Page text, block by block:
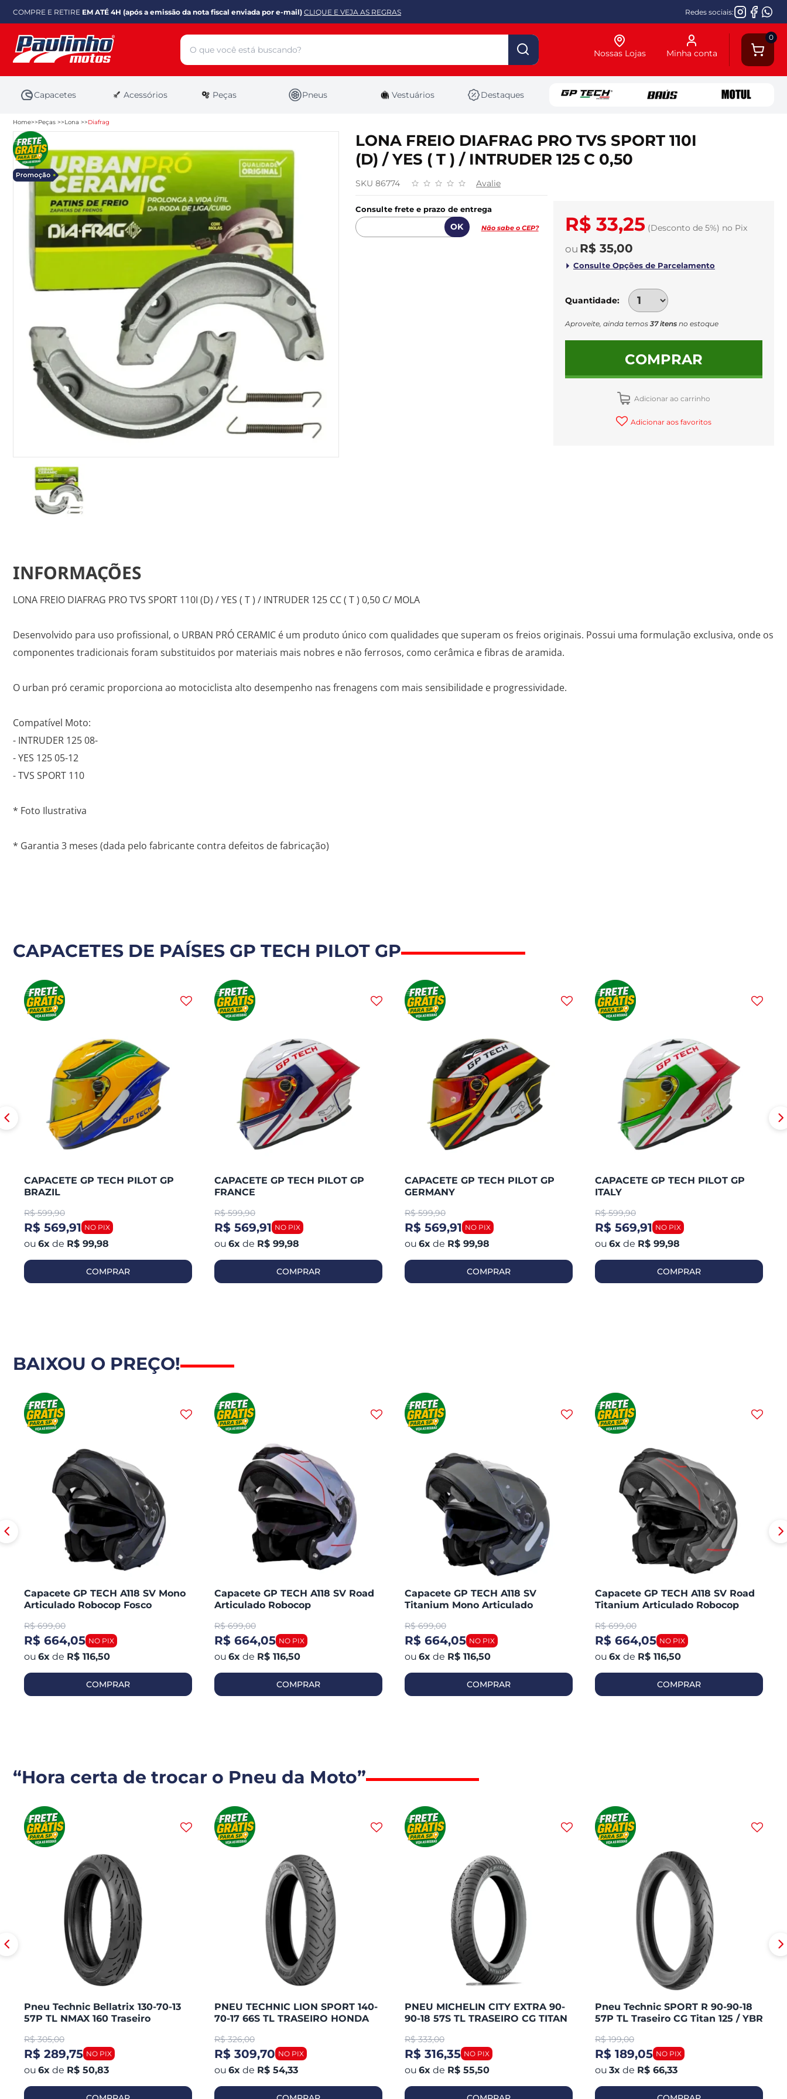
COMPRE E RETIRE EM ATÉ 4H (após a emissão da nota fiscal enviada por e-mail) CLIQUE E VEJA AS REGRAS Redes sociais:
0
Minha conta
Nossas Lojas
Capacetes Acessórios Peças Pneus Vestuários Destaques
Home Peças Lona Diafrag
LONA FREIO DIAFRAG PRO TVS SPORT 110I
(D) / YES ( T ) / INTRUDER 125 C 0,50
SKU 86774 Avalie
Consulte frete e prazo de entrega
Não sabe o CEP? R$ 33,25 (Desconto de 5%) no Pix
R$ 35,00
Quantidade
Aproveite, ainda temos 37 itens no estoque
COMPRAR
Adicionar ao carrinho
Adicionar aos favoritos
INFORMAÇÕES
LONA FREIO DIAFRAG PRO TVS SPORT 110I (D) / YES ( T ) / INTRUDER 125 CC ( T ) 0,50 C/ MOLA
Desenvolvido para uso profissional, o URBAN PRÓ CERAMIC é um produto único com qualidades que superam os freios originais. Possui uma formulação exclusiva, onde os
componentes tradicionais foram substituidos por materiais mais nobres e não ferrosos, como cerâmica e fibras de aramida.
O urban pró ceramic proporciona ao motociclista alto desempenho nas frenagens com mais sensibilidade e progressividade.
Compatível Moto:
- INTRUDER 125 08-
- YES 125 05-12
- TVS SPORT 110
* Foto Ilustrativa
* Garantia 3 meses (dada pelo fabricante contra defeitos de fabricação)
CAPACETES DE PAÍSES GP TECH PILOT GP
CAPACETE GP TECH PILOT GP
BRAZIL
R$ 599,90
R$ 569,91
6x de R$ 99,98
COMPRAR
CAPACETE GP TECH PILOT GP
FRANCE
R$ 599,90
R$ 569,91
6x de R$ 99,98
COMPRAR
CAPACETE GP TECH PILOT GP
GERMANY
R$ 599,90
R$ 569,91
6x de R$ 99,98
COMPRAR
CAPACETE GP TECH PILOT GP
ITALY
R$ 599,90
R$ 569,91
6x de R$ 99,98
COMPRAR
BAIXOU O PREÇO!
Capacete GP TECH A118 SV Mono
Articulado Robocop Fosco
R$ 699,00
R$ 664,05
6x de R$ 116,50
COMPRAR
Capacete GP TECH A118 SV Road
Articulado Robocop
R$ 699,00
R$ 664,05
6x de R$ 116,50
COMPRAR
Capacete GP TECH A118 SV
Titanium Mono Articulado
R$ 699,00
R$ 664,05
6x de R$ 116,50
COMPRAR
Capacete GP TECH A118 SV Road
Titanium Articulado Robocop
R$ 699,00
R$ 664,05
6x de R$ 116,50
COMPRAR
“Hora certa de trocar o Pneu da Moto”
Pneu Technic Bellatrix 130-70-13
57P TL NMAX 160 Traseiro
R$ 305,00
R$ 289,75
6x de R$ 50,83
PNEU TECHNIC LION SPORT 140-
70-17 66S TL TRASEIRO HONDA
250 / KAWASAK
R$ 326,00
R$ 309,70
6x de R$ 54,33
PNEU MICHELIN CITY EXTRA 90-
90-18 57S TL TRASEIRO CG TITAN
YES / FAN
R$ 333,00
R$ 316,35
6x de R$ 55,50
Pneu Technic SPORT R 90-90-18
57P TL Traseiro CG Titan 125 / YBR
R$ 199,00
R$ 189,05
3x de R$ 66,33